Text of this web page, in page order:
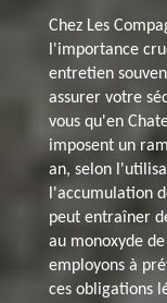
Chez Les
l'importance
entretien
assurer votre
vous qu'en
imposent un
an, selon
l'accumulation
peut entraîner
au monoxyde
employons à
ces obligations